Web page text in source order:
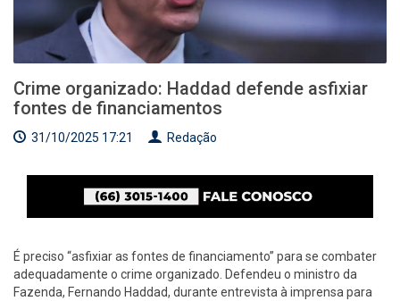
Crime organizado: Haddad defende asfixiar
fontes de financiamentos
31/10/2025 17:21 Redação
É preciso “asfixiar as fontes de financiamento” para se combater
adequadamente o crime organizado. Defendeu o ministro da
Fazenda, Fernando Haddad, durante entrevista à imprensa para